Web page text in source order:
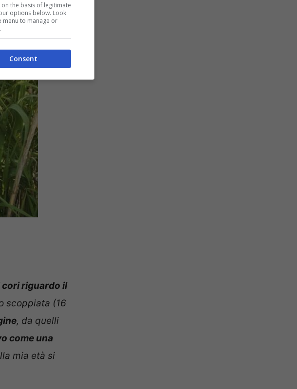
cori riguardo il
scoppiata (16
, da quelli
come una
mia età si
the basis of legitimate
options below. Look
menu to manage or
Consent